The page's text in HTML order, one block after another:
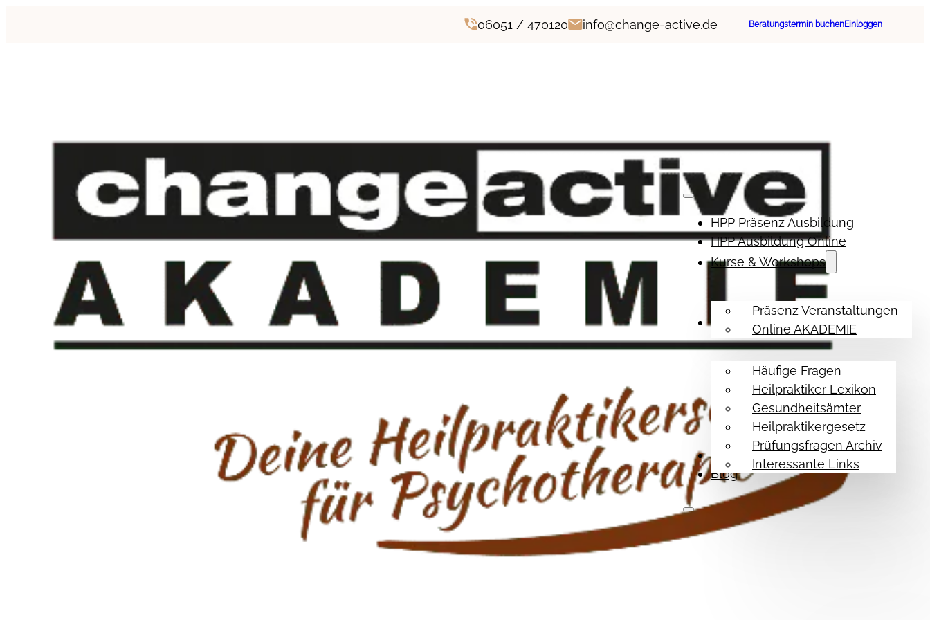
06051 / 470120 info@change-active.de Beratungstermin buchenEinloggen
HPP Präsenz Ausbildung
HPP Ausbildung Online
Kurse & Workshops
Präsenz Veranstaltungen
Online AKADEMIE
Hilfe Themen
Häufige Fragen
Heilpraktiker Lexikon
Gesundheitsämter
Heilpraktikergesetz
Prüfungsfragen Archiv
Interessante Links
Referenzen
Blog